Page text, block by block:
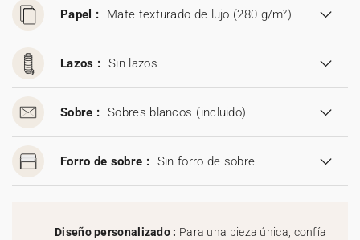
Papel : Mate texturado de lujo (280 g/m²)
Lazos : Sin lazos
Sobre : Sobres blancos (incluido)
Forro de sobre : Sin forro de sobre
Diseño personalizado : Para una pieza única, confía